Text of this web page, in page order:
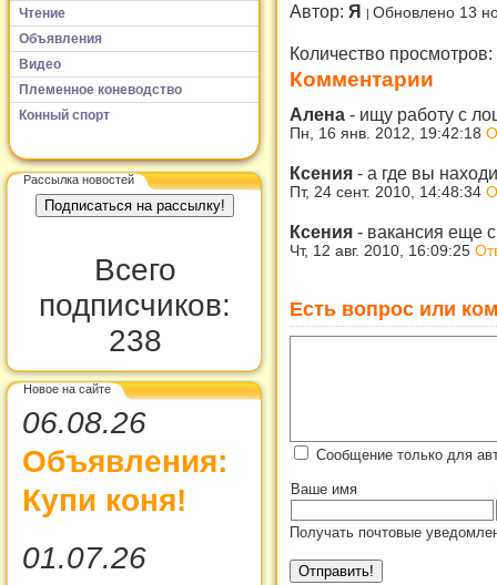
Чтение
Объявления
Видео
Племенное коневодство
Конный спорт
Рассылка новостей
Всего
подписчиков:
238
Новое на сайте
06.08.26
Объявления:
Купи коня!
01.07.26
Автор: Я Обновлено 13
Количество просмотров:
Комментарии
Алена - ищу работу с
Пн, 16 янв. 2012, 19:42:18
Ксения - а где вы
Пт, 24 сент. 2010, 14:48:34
Ксения - вакансия еще
Чт, 12 авг. 2010, 16:09:25
Есть вопрос или
Сообщение только для
Ваше имя
Получать почтовые